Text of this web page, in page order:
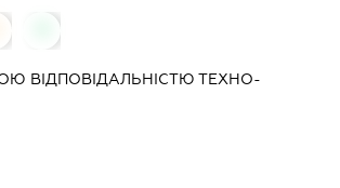
ВІДПОВІДАЛЬНІСТЮТЕХНО-